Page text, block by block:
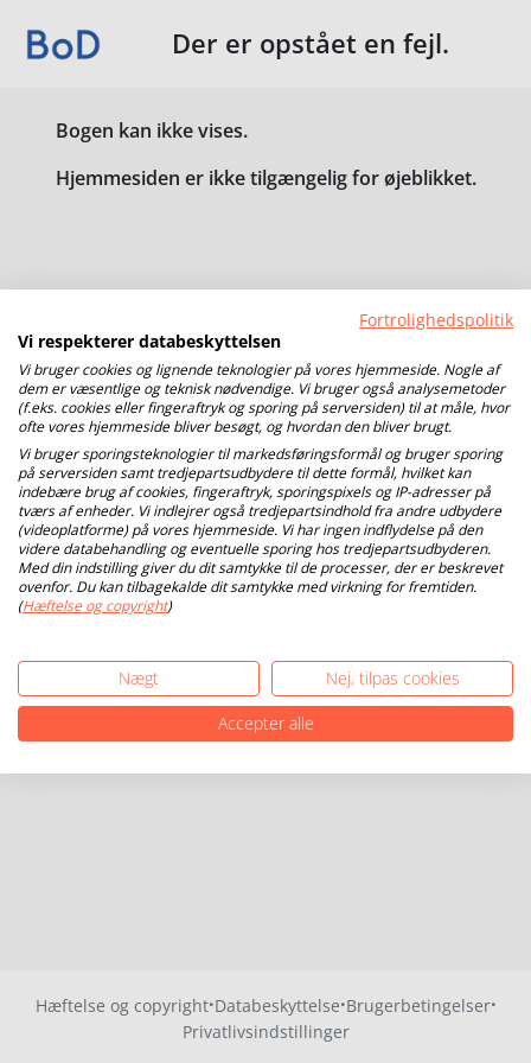
Der er opstået en fejl.
Bogen kan ikke vises.
Hjemmesiden er ikke tilgængelig for øjeblikket.
Hæftelse og copyright·Databeskyttelse·Brugerbetingelser·
Privatlivsindstillinger
Fortrolighedspolitik
Vi respekterer databeskyttelsen
Vi bruger cookies og lignende teknologier på vores hjemmeside. Nogle af
dem er væsentlige og teknisk nødvendige. Vi bruger også analysemetoder
(f.eks. cookies eller fingeraftryk og sporing på serversiden) til at måle, hvor
ofte vores hjemmeside bliver besøgt, og hvordan den bliver brugt.
Vi bruger sporingsteknologier til markedsføringsformål og bruger sporing
på serversiden samt tredjepartsudbydere til dette formål, hvilket kan
indebære brug af cookies, fingeraftryk, sporingspixels og IP-adresser på
tværs af enheder. Vi indlejrer også tredjepartsindhold fra andre udbydere
(videoplatforme) på vores hjemmeside. Vi har ingen indflydelse på den
videre databehandling og eventuelle sporing hos tredjepartsudbyderen.
Med din indstilling giver du dit samtykke til de processer, der er beskrevet
ovenfor. Du kan tilbagekalde dit samtykke med virkning for fremtiden.
(Hæftelse og copyright)
Nægt
Nej, tilpas cookies
Accepter alle